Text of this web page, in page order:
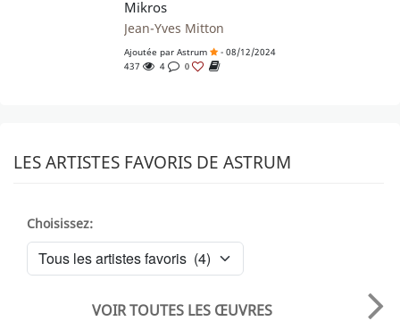
Mikros
Jean-Yves Mitton
Ajoutée par Astrum
- 08/12/2024
437
4 0
LES ARTISTES FAVORIS DE ASTRUM
Choisissez:
VOIR TOUTES LES ŒUVRES